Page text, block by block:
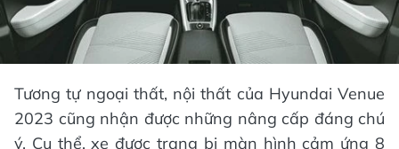
Tương tự ngoại thất, nội thất của Hyundai Venue
2023 cũng nhận được những nâng cấp đáng chú
ý. Cụ thể, xe được trang bị màn hình cảm ứng 8